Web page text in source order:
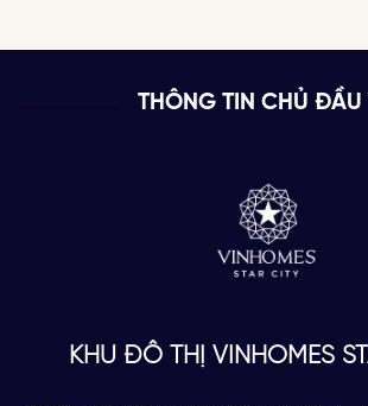
THÔNG TIN CHỦ ĐẦU
KHU ĐÔ THỊ VINHOMES